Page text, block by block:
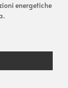
energetiche